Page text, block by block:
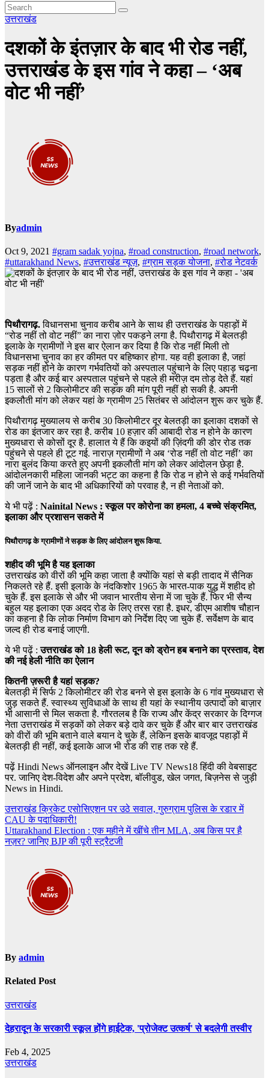
उत्तराखंड
दशकों के इंतज़ार के बाद भी रोड नहीं,
उत्तराखंड के इस गांव ने कहा – ‘अब
वोट भी नहीं’
Byadmin
Oct 9, 2021 #gram sadak yojna, #road construction, #road network,
#uttarakhand News, #उत्तराखंड न्यूज़, #ग्राम सड़क योजना, #रोड नेटवर्क
पिथौरागढ़.विधानसभा चुनाव करीब आने के साथ ही उत्तराखंड के पहाड़ों में
“रोड नहीं तो वोट नहीं” का नारा ज़ोर पकड़ने लगा है. पिथौरागढ़ में बेलतड़ी
इलाके के ग्रामीणों ने इस बार ऐलान कर दिया है कि रोड नहीं मिली तो
विधानसभा चुनाव का हर कीमत पर बहिष्कार होगा. यह वही इलाका है, जहां
सड़क नहीं होने के कारण गर्भवतियों को अस्पताल पहुंचाने के लिए पहाड़ चढ़ना
पड़ता है और कई बार अस्पताल पहुंचने से पहले ही मरीज़ दम तोड़ देते हैं. यहां
15 सालों से 2 किलोमीटर की सड़क की मांग पूरी नहीं हो सकी है. अपनी
इकलौती मांग को लेकर यहां के ग्रामीण 25 सितंबर से आंदोलन शुरू कर चुके हैं.
पिथौरागढ़ मुख्यालय से करीब 30 किलोमीटर दूर बेलतड़ी का इलाका दशकों से
रोड का इंतजार कर रहा है. करीब 10 हज़ार की आबादी रोड न होने के कारण
मुख्यधारा से कोसों दूर है. हालात ये हैं कि कइयों की ज़िंदगी की डोर रोड तक
पहुंचने से पहले ही टूट गई. नाराज़ ग्रामीणों ने अब ‘रोड नहीं तो वोट नहीं’ का
नारा बुलंद किया करते हुए अपनी इकलौती मांग को लेकर आंदोलन छेड़ा है.
आंदोलनकारी महिला जानकी भट्ट का कहना है कि रोड न होने से कई गर्भवतियों
की जानें जाने के बाद भी अधिकारियों को परवाह है, न ही नेताओं को.
ये भी पढ़ें : Nainital News : स्कूल पर कोरोना का हमला, 4 बच्चे संक्रमित,
इलाका और प्रशासन सकते में
पिथौरागढ़ के ग्रामीणों ने सड़क के लिए आंदोलन शुरू किया.
शहीद की भूमि है यह इलाका
उत्तराखंड को वीरों की भूमि कहा जाता है क्योंकि यहां से बड़ी तादाद में सैनिक
निकलते रहे हैं. इसी इलाके के नंदकिशोर 1965 के भारत-पाक युद्ध में शहीद हो
चुके हैं. इस इलाके से और भी जवान भारतीय सेना में जा चुके हैं. फिर भी सैन्य
बहुल यह इलाका एक अदद रोड के लिए तरस रहा है. इधर, डीएम आशीष चौहान
का कहना है कि लोक निर्माण विभाग को निर्देश दिए जा चुके हैं. सर्वेक्षण के बाद
जल्द ही रोड बनाई जाएगी.
ये भी पढ़ें :उत्तराखंड को 18 हेली रूट, दून को ड्रोन हब बनाने का प्रस्ताव, देश
की नई हेली नीति का ऐलान
कितनी ज़रूरी है यहां सड़क?
बेलतड़ी में सिर्फ 2 किलोमीटर की रोड बनने से इस इलाके के 6 गांव मुख्यधारा से
जुड़ सकते हैं. स्वास्थ्य सुविधाओं के साथ ही यहां के स्थानीय उत्पादों को बाज़ार
भी आसानी से मिल सकता है. गौरतलब है कि राज्य और केंद्र सरकार के दिग्गज
नेता उत्तराखंड में सड़कों को लेकर बड़े दावे कर चुके हैं और बार बार उत्तराखंड
को वीरों की भूमि बताने वाले बयान दे चुके हैं, लेकिन इसके बावजूद पहाड़ों में
बेलतड़ी ही नहीं, कई इलाके आज भी रोड की राह तक रहे हैं.
पढ़ें Hindi News ऑनलाइन और देखेंLive TV News18 हिंदी की वेबसाइट
पर. जानिए देश-विदेश और अपने प्रदेश, बॉलीवुड, खेल जगत, बिज़नेस से जुड़ी
News in Hindi.
Post
navigation
उत्तराखंड क्रिकेट एसोसिएशन पर उठे सवाल, गुरुग्राम पुलिस के रडार में
CAU के पदाधिकारी!
Uttarakhand Election : एक महीने में खींचे तीन MLA, अब किस पर है
नज़र? जानिए BJP की पूरी स्ट्रैटजी
By admin
Related Post
उत्तराखंड
देहरादून के सरकारी स्कूल होंगे हाईटेक, 'प्रोजेक्ट उत्कर्ष' से बदलेगी तस्वीर
Feb 4, 2025
उत्तराखंड